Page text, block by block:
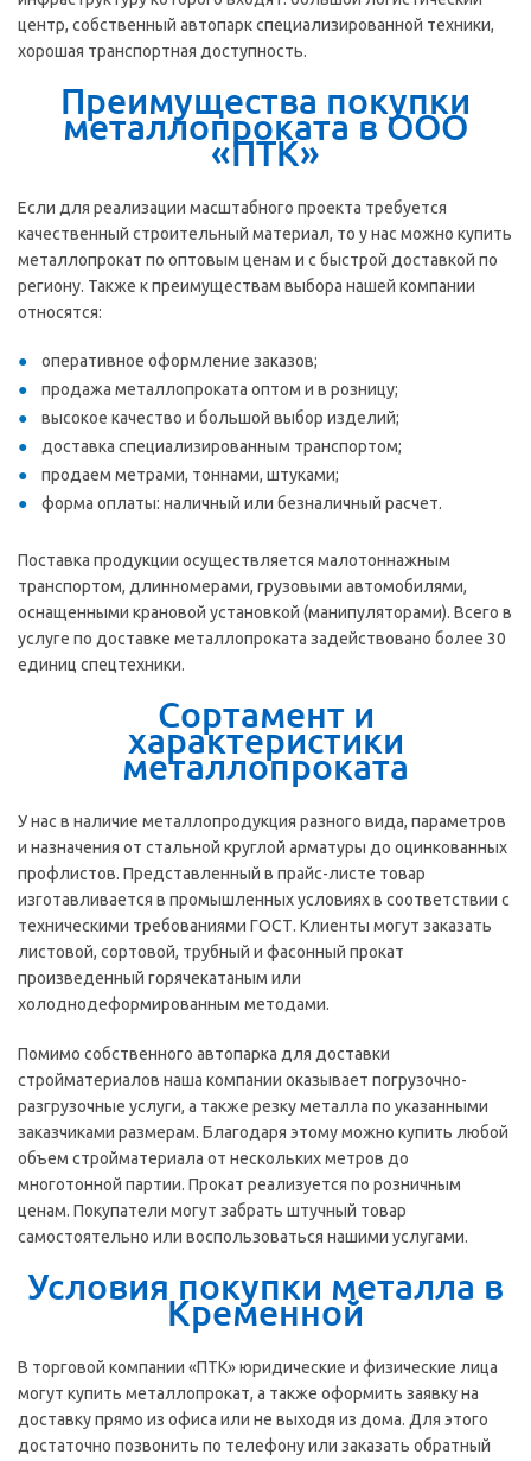
центр, собственный автопарк специализированной техники,
хорошая транспортная доступность.
Преимущества покупки
металлопроката в ООО
«ПТК»
Если для реализации масштабного проекта требуется
качественный строительный материал, то у нас можно купить
металлопрокат по оптовым ценам и с быстрой доставкой по
региону. Также к преимуществам выбора нашей компании
относятся:
оперативное оформление заказов;
продажа металлопроката оптом и в розницу;
высокое качество и большой выбор изделий;
доставка специализированным транспортом;
продаем метрами, тоннами, штуками;
форма оплаты: наличный или безналичный расчет.
Поставка продукции осуществляется малотоннажным
транспортом, длинномерами, грузовыми автомобилями,
оснащенными крановой установкой (манипуляторами). Всего в
услуге по доставке металлопроката задействовано более 30
единиц спецтехники.
Сортамент и
характеристики
металлопроката
У нас в наличие металлопродукция разного вида, параметров
и назначения от стальной круглой арматуры до оцинкованных
профлистов. Представленный в прайс-листе товар
изготавливается в промышленных условиях в соответствии с
техническими требованиями ГОСТ. Клиенты могут заказать
листовой, сортовой, трубный и фасонный прокат
произведенный горячекатаным или
холоднодеформированным методами.
Помимо собственного автопарка для доставки
стройматериалов наша компании оказывает погрузочно-
разгрузочные услуги, а также резку металла по указанными
заказчиками размерам. Благодаря этому можно купить любой
объем стройматериала от нескольких метров до
многотонной партии. Прокат реализуется по розничным
ценам. Покупатели могут забрать штучный товар
самостоятельно или воспользоваться нашими услугами.
Условия покупки металла в
Кременной
В торговой компании «ПТК» юридические и физические лица
могут купить металлопрокат, а также оформить заявку на
доставку прямо из офиса или не выходя из дома. Для этого
достаточно позвонить по телефону или заказать обратный